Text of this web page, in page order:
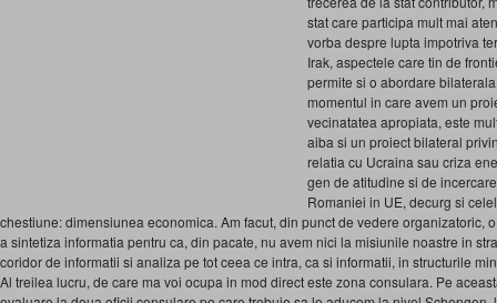
stat care participa mult mai
vorba despre lupta impotriva
Irak, aspectele care tin de
permite si o abordare
momentul in care avem un
vecinatatea apropiata, este
aiba si un proiect bila­teral
relatia cu Ucraina sau criza
gen de atitudine si de
Romaniei in UE, decurg si
chestiune: dimensiunea economica. Am facut, din punct de vedere organizatoric,
a sintetiza informatia pentru ca, din pacate, nu avem nici la misiunile noastre in
coridor de informatii si analiza pe tot ceea ce intra, ca si informatii, in structurile
Al treilea lucru, de care ma voi ocupa in mod direct este zona consulara. Pe